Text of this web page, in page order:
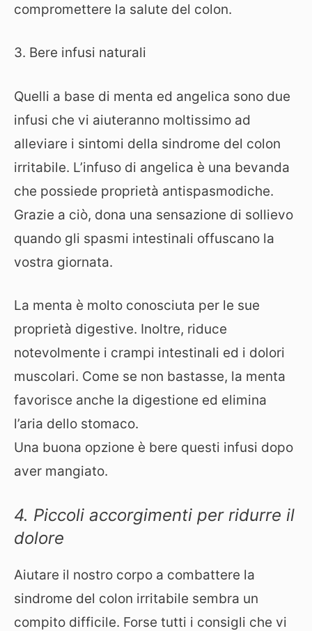
compromettere la salute del colon.
3. Bere infusi naturali
Quelli a base di menta ed angelica sono due
infusi che vi aiuteranno moltissimo ad
alleviare i sintomi della sindrome del colon
irritabile. L’infuso di angelica è una bevanda
che possiede proprietà antispasmodiche.
Grazie a ciò, dona una sensazione di sollievo
quando gli spasmi intestinali offuscano la
vostra giornata.
La menta è molto conosciuta per le sue
proprietà digestive. Inoltre, riduce
notevolmente i crampi intestinali ed i dolori
muscolari. Come se non bastasse, la menta
favorisce anche la digestione ed elimina
l’aria dello stomaco.
Una buona opzione è bere questi infusi dopo
aver mangiato.
4. Piccoli accorgimenti per ridurre il
dolore
Aiutare il nostro corpo a combattere la
sindrome del colon irritabile sembra un
compito difficile. Forse tutti i consigli che vi